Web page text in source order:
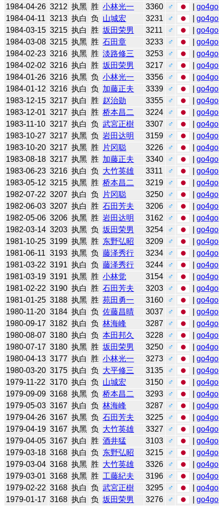
1984-04-26 3212 执黑 胜 小林光一 3360 ♂ |go4go
1984-04-11 3213 执白 负 山城宏 3231 ♂ |go4go
1984-03-15 3215 执白 胜 坂田荣男 3211 ♂ |go4go
1984-03-08 3215 执黑 胜 石田章 3233 ♂ |go4go
1984-02-23 3216 执黑 胜 淡路修三 3253 ♂ |go4go
1984-02-02 3216 执白 胜 坂田荣男 3217 ♂ |go4go
1984-01-26 3216 执黑 负 小林光一 3356 ♂ |go4go
1984-01-12 3216 执白 负 加藤正夫 3339 ♂ |go4go
1983-12-15 3217 执白 胜 赵治勋 3355 ♂ |go4go
1983-12-01 3217 执白 胜 桥本昌二 3224 ♂ |go4go
1983-11-10 3217 执白 负 武宮正樹 3307 ♂ |go4go
1983-10-27 3217 执黑 负 岩田达明 3159 ♂ |go4go
1983-10-20 3217 执黑 胜 片冈聪 3226 ♂ |go4go
1983-08-18 3217 执黑 胜 加藤正夫 3340 ♂ |go4go
1983-06-23 3216 执白 负 大竹英雄 3311 ♂ |go4go
1983-05-12 3215 执黑 胜 桥本昌二 3219 ♂ |go4go
1982-07-22 3207 执白 负 片冈聪 3250 ♂ |go4go
1982-06-03 3207 执白 胜 石田芳夫 3206 ♂ |go4go
1982-05-06 3206 执黑 胜 岩田达明 3162 ♂ |go4go
1982-03-14 3203 执黑 负 坂田荣男 3254 ♂ |go4go
1981-10-25 3199 执黑 胜 东野弘昭 3209 ♂ |go4go
1981-06-11 3193 执黑 负 藤泽秀行 3234 ♂ |go4go
1981-03-22 3191 执白 负 藤泽秀行 3244 ♂ |go4go
1981-03-19 3191 执黑 胜 小林觉 3154 ♂ |go4go
1981-02-22 3190 执白 胜 石田芳夫 3203 ♂ |go4go
1981-01-25 3188 执黑 胜 苑田勇一 3160 ♂ |go4go
1980-11-20 3184 执白 负 佐藤昌晴 3037 ♂ |go4go
1980-09-17 3182 执白 负 林海峰 3287 ♂ |go4go
1980-08-07 3180 执白 负 本田邦久 3228 ♂ |go4go
1980-07-17 3180 执黑 胜 坂田荣男 3250 ♂ |go4go
1980-04-13 3177 执白 胜 小林光一 3273 ♂ |go4go
1980-03-20 3175 执白 负 大平修三 3135 ♂ |go4go
1979-11-22 3170 执白 负 山城宏 3150 ♂ |go4go
1979-09-09 3168 执黑 负 桥本昌二 3293 ♂ |go4go
1979-05-03 3167 执白 负 林海峰 3287 ♂ |go4go
1979-04-26 3167 执黑 负 石田芳夫 3225 ♂ |go4go
1979-04-19 3167 执黑 负 大竹英雄 3327 ♂ |go4go
1979-04-05 3167 执白 胜 酒井猛 3103 ♂ |go4go
1979-03-18 3168 执白 负 东野弘昭 3215 ♂ |go4go
1979-03-04 3168 执黑 胜 大竹英雄 3326 ♂ |go4go
1979-03-01 3168 执黑 胜 工藤紀夫 3196 ♂ |go4go
1979-02-22 3168 执白 负 武宮正樹 3295 ♂ |go4go
1979-01-17 3168 执白 负 坂田荣男 3276 ♂ |go4go